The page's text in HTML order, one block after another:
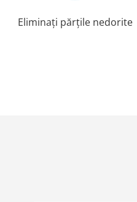
Eliminați părțile nedorite